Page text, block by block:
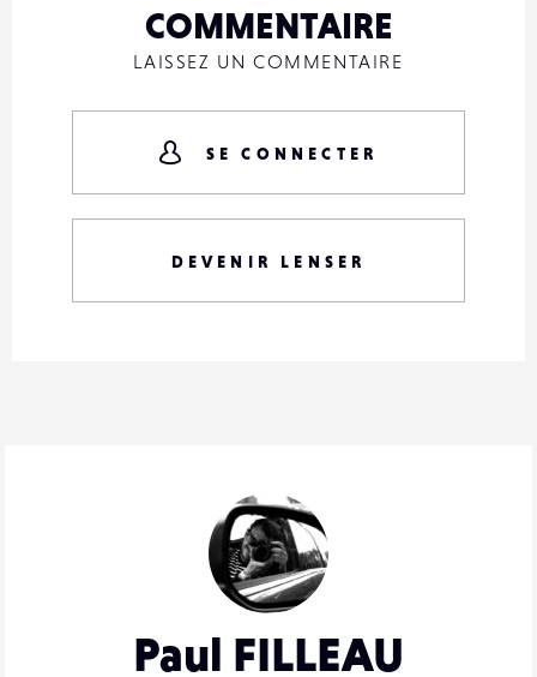
Paul FILLEAU
COMMENTAIRE
LAISSEZ UN COMMENTAIRE
SE CONNECTER
DEVENIR LENSER